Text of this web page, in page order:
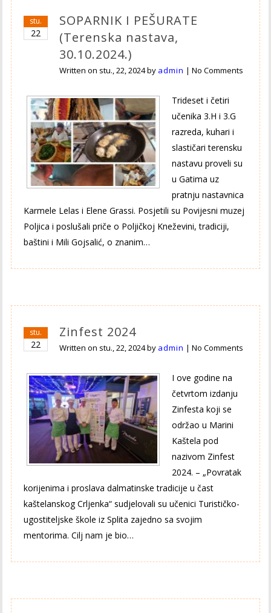
stu.
22
SOPARNIK I PEŠURATE
(Terenska nastava,
30.10.2024.)
Written on stu., 22, 2024by admin |No Comments
Trideset i četiri
učenika 3.H i 3.G
razreda, kuhari i
slastičari terensku
nastavu proveli su
u Gatima uz
pratnju nastavnica
Karmele Lelas i Elene Grassi. Posjetili su Povijesni muzej
Poljica i poslušali priče o Poljičkoj Kneževini, tradiciji,
baštini i Mili Gojsalić, o znanim…
stu.
22
Zinfest 2024
Written on stu., 22, 2024by admin |No Comments
I ove godine na
četvrtom izdanju
Zinfesta koji se
održao u Marini
Kaštela pod
nazivom Zinfest
2024. – „Povratak
korijenima i proslava dalmatinske tradicije u čast
kaštelanskog Crljenka“ sudjelovali su učenici Turističko-
ugostiteljske škole iz Splita zajedno sa svojim
mentorima. Cilj nam je bio…